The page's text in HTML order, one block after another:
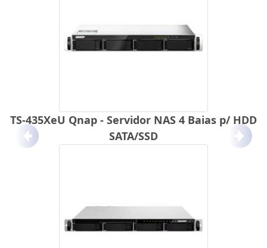
TS-435XeU Qnap - Servidor NAS 4 Baias p/ HDD
SATA/SSD
Anterior